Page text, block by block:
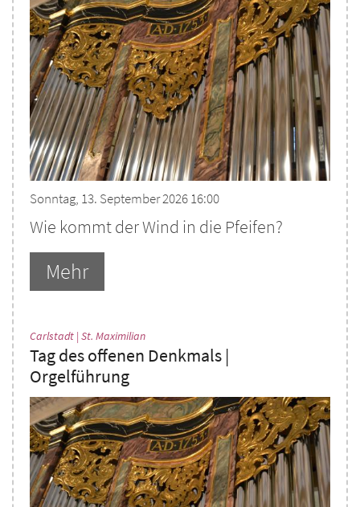
Sonntag, 13. September 2026 16:00
Wie kommt der Wind in die Pfeifen?
Mehr
Carlstadt | St. Maximilian:
Tag des offenen Denkmals |
Orgelführung